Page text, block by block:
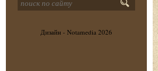
Дизайн - Notamedia 2026